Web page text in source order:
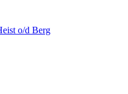
o/d Berg